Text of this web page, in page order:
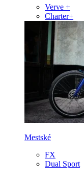
Verve +
Charter+
Mestské
FX
Dual Sport